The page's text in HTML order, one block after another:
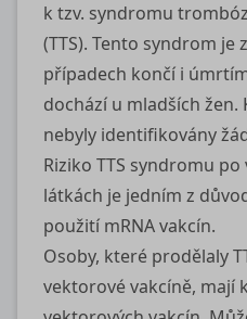
k tzv. syndromu
(TTS). Tento syndrom je
případech končí i
dochází u mladších
nebyly identifikovány
Riziko TTS syndromu
látkách je jedním z
použití mRNA vakcín.
Osoby, které prodělaly
vektorové vakcíně, mají